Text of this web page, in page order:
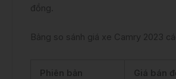
đồng.
Bảng so sánh giá xe Camry 2023
Phiên bản Giá bán